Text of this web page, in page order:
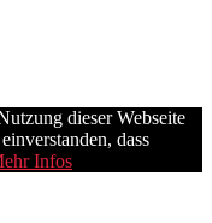
dieser Webseite
dass
Infos